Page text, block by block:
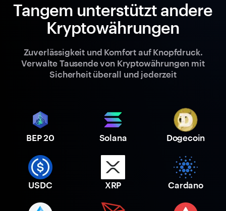
Tangem unterstützt andere
Kryptowährungen
Zuverlässigkeit und Komfort auf Knopfdruck.
Verwalte Tausende von Kryptowährungen mit
Sicherheit überall und jederzeit
BEP 20 Solana Dogecoin
USDC XRP Cardano